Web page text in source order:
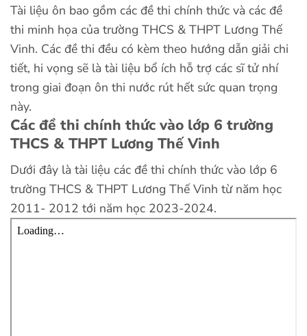
Tài liệu ôn bao gồm các đề thi chính thức và các đề
thi minh họa của trường THCS & THPT Lương Thế
Vinh. Các đề thi đều có kèm theo hướng dẫn giải chi
tiết, hi vọng sẽ là tài liệu bổ ích hỗ trợ các sĩ tử nhí
trong giai đoạn ôn thi nước rút hết sức quan trọng
này.
Các đề thi chính thức vào lớp 6 trường
THCS & THPT Lương Thế Vinh
Dưới đây là tài liệu các đề thi chính thức vào lớp 6
trường THCS & THPT Lương Thế Vinh từ năm học
2011- 2012 tới năm học 2023-2024.